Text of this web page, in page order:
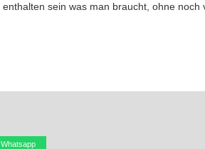
enthalten sein was man braucht, ohne noch
Whatsapp